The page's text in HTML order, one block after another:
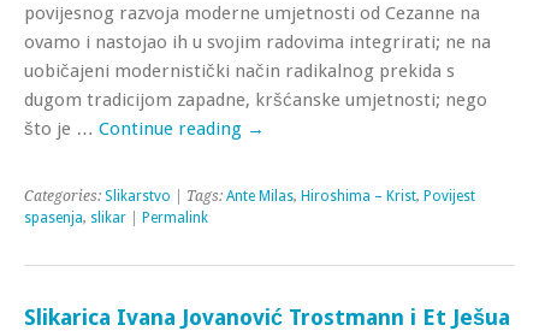
povijesnog razvoja moderne umjetnosti od Cezanne na
ovamo i nastojao ih u svojim radovima integrirati; ne na
uobičajeni modernistički način radikalnog prekida s
dugom tradicijom zapadne, kršćanske umjetnosti; nego
što je … Continue reading →
Categories: Slikarstvo | Tags: Ante Milas, Hiroshima – Krist, Povijest
spasenja, slikar Permalink
Slikarica Ivana Jovanović Trostmann i Et Ješua